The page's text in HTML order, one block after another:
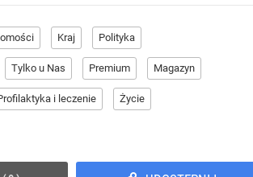
Kraj Polityka
Tylko u Nas Premium Magazyn
i leczenie Życie